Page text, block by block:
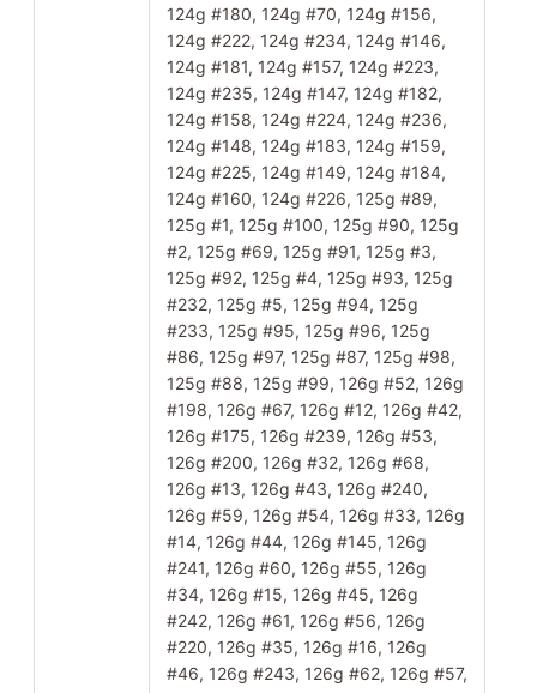
124g #180, 124g #70, 124g #156,
124g #222, 124g #234, 124g #146,
124g #181, 124g #157, 124g #223,
124g #235, 124g #147, 124g #182,
124g #158, 124g #224, 124g #236,
124g #148, 124g #183, 124g #159,
124g #225, 124g #149, 124g #184,
124g #160, 124g #226, 125g #89,
125g #1, 125g #100, 125g #90, 125g
#2, 125g #69, 125g #91, 125g #3,
125g #92, 125g #4, 125g #93, 125g
#232, 125g #5, 125g #94, 125g
#233, 125g #95, 125g #96, 125g
#86, 125g #97, 125g #87, 125g #98,
125g #88, 125g #99, 126g #52, 126g
#198, 126g #67, 126g #12, 126g #42,
126g #175, 126g #239, 126g #53,
126g #200, 126g #32, 126g #68,
126g #13, 126g #43, 126g #240,
126g #59, 126g #54, 126g #33, 126g
#14, 126g #44, 126g #145, 126g
#241, 126g #60, 126g #55, 126g
#34, 126g #15, 126g #45, 126g
#242, 126g #61, 126g #56, 126g
#220, 126g #35, 126g #16, 126g
#46, 126g #243, 126g #62, 126g #57,